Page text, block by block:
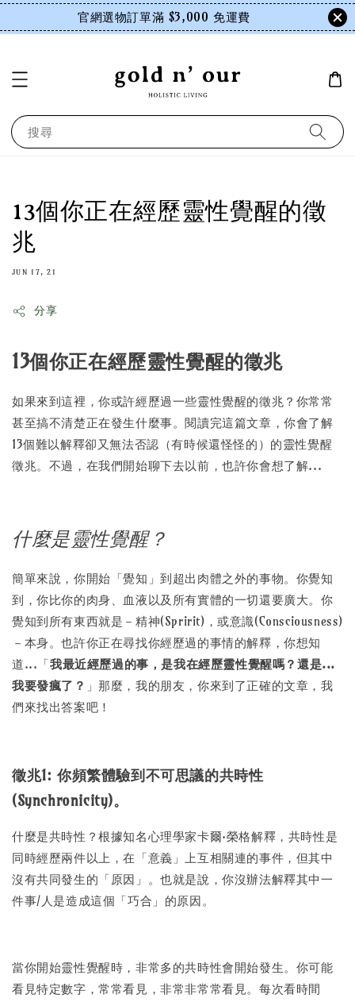
官網選物訂單滿 $3,000 免運費
搜尋
13個你正在經歷靈性覺醒的徵
兆
JUN 17, 21
分享
13個你正在經歷靈性覺醒的徵兆
如果來到這裡，你或許經歷過一些靈性覺醒的徵兆？你常常
甚至搞不清楚正在發生什麼事。閱讀完這篇文章，你會了解
13個難以解釋卻又無法否認（有時候還怪怪的）的靈性覺醒
徵兆。不過，在我們開始聊下去以前，也許你會想了解...
什麼是靈性覺醒？
簡單來說，你開始「覺知」到超出肉體之外的事物。你覺知
到，你比你的肉身、血液以及所有實體的一切還要廣大。你
覺知到所有東西就是－精神(Spririt)，或意識(Consciousness)
－本身。也許你正在尋找你經歷過的事情的解釋，你想知
道...「我最近經歷過的事，是我在經歷靈性覺醒嗎？還是...
我要發瘋了？ 」那麼，我的朋友，你來到了正確的文章，我
們來找出答案吧！
徵兆1: 你頻繁體驗到不可思議的共時性
(Synchronicity)。
什麼是共時性？根據知名心理學家卡爾·榮格解釋，共時性是
同時經歷兩件以上，在「意義」上互相關連的事件，但其中
沒有共同發生的「原因」。也就是說，你沒辦法解釋其中一
件事/人是造成這個「巧合」的原因。
當你開始靈性覺醒時，非常多的共時性會開始發生。你可能
看見特定數字，常常看見，非常非常常看見。每次看時間